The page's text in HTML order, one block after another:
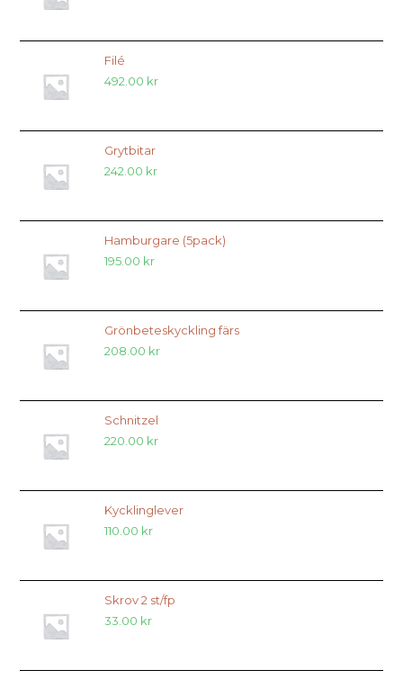
Filé
492.00 kr
Grytbitar
242.00 kr
Hamburgare (5pack)
195.00 kr
Grönbeteskyckling färs
208.00 kr
Schnitzel
220.00 kr
Kycklinglever
110.00 kr
Skrov 2 st/fp
33.00 kr